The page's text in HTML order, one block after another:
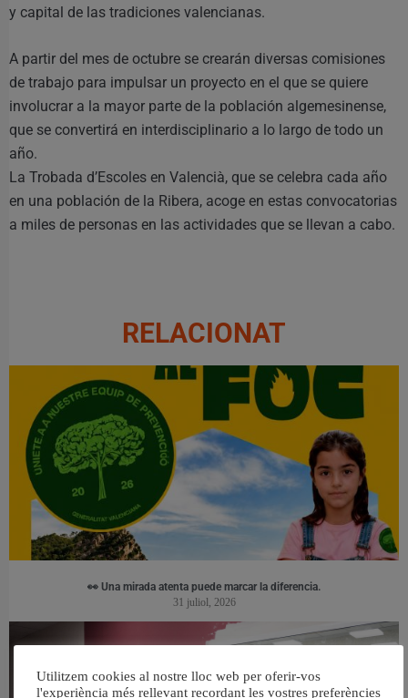
y capital de las tradiciones valencianas.
A partir del mes de octubre se crearán diversas comisiones
de trabajo para impulsar un proyecto en el que se quiere
involucrar a la mayor parte de la población algemesinense,
que se convertirá en interdisciplinario a lo largo de todo un
año.
La Trobada d’Escoles en Valencià, que se celebra cada año
en una población de la Ribera, acoge en estas convocatorias
a miles de personas en las actividades que se llevan a cabo.
RELACIONAT
👀 Una mirada atenta puede marcar la diferencia.
31 juliol, 2026
Utilitzem cookies al nostre lloc web per oferir-vos
l'experiència més rellevant recordant les vostres preferències